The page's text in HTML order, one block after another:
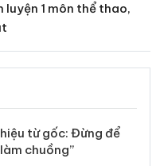
luyện 1 môn thể thao,
từ gốc: Đừng để
chuồng”